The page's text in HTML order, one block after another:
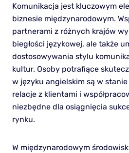
Komunikacja jest kluczowym
biznesie międzynarodowym.
partnerami z różnych krajów
biegłości językowej, ale także
dostosowywania stylu
kultur. Osoby potrafiące
w języku angielskim są w
relacje z klientami i
niezbędne dla osiągnięcia
rynku.
W międzynarodowym